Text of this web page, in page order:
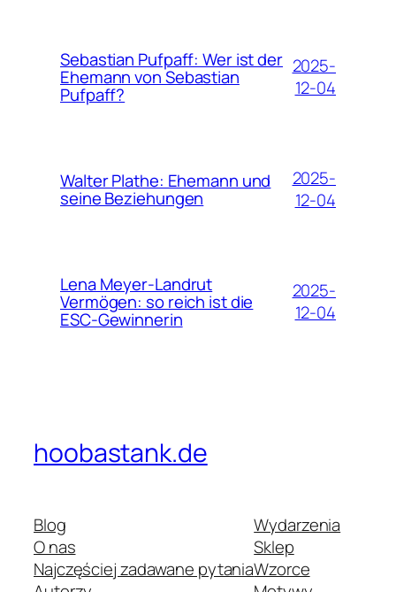
Sebastian Pufpaff: Wer ist der
Ehemann von Sebastian
Pufpaff?
2025-
12-04
Walter Plathe: Ehemann und
seine Beziehungen
2025-
12-04
Lena Meyer-Landrut
Vermögen: so reich ist die
ESC-Gewinnerin
2025-
12-04
hoobastank.de
Blog
O nas
Najczęściej zadawane pytania
Wydarzenia
Sklep
Wzorce